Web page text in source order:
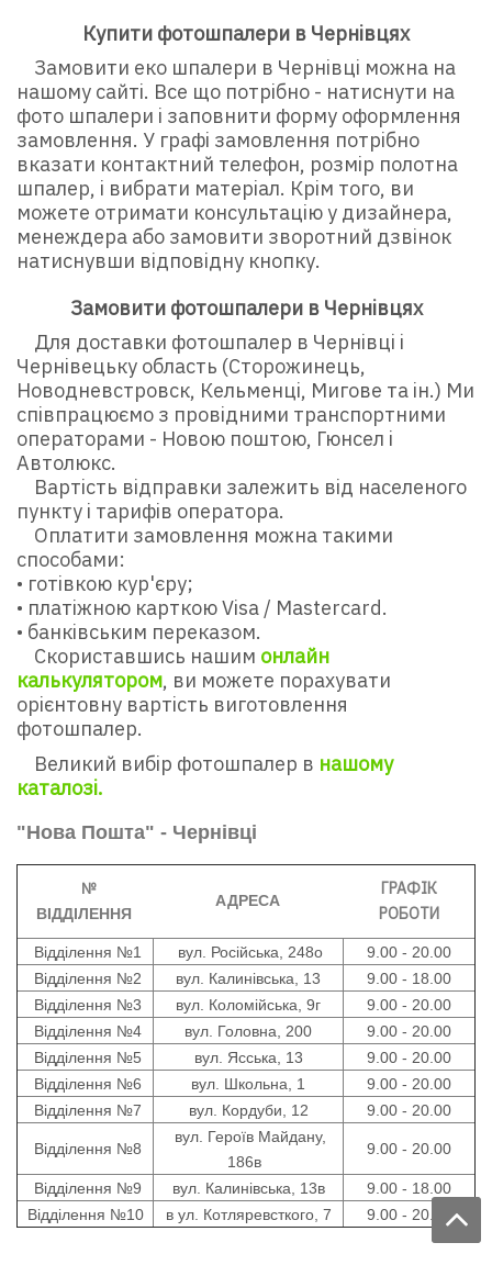
Купити фотошпалери в Чернівцях
Замовити еко шпалери в Чернівці можна на
нашому сайті. Все що потрібно - натиснути на
фото шпалери і заповнити форму оформлення
замовлення. У графі замовлення потрібно
вказати контактний телефон, розмір полотна
шпалер, і вибрати матеріал. Крім того, ви
можете отримати консультацію у дизайнера,
менеждера або замовити зворотний дзвінок
натиснувши відповідну кнопку.
Замовити фотошпалери в Чернівцях
Для доставки фотошпалер в Чернівці і
Чернівецьку область (Сторожинець,
Новодневстровск, Кельменці, Мигове та ін.) Ми
співпрацюємо з провідними транспортними
операторами - Новою поштою, Гюнсел і
Автолюкс.
Вартість відправки залежить від населеного
пункту і тарифів оператора.
Оплатити замовлення можна такими
способами:
• готівкою кур'єру;
• платіжною карткою Visa / Mastercard.
• банківським переказом.
Скориставшись нашим онлайн
калькулятором, ви можете порахувати
орієнтовну вартість виготовлення
фотошпалер.
Великий вибір фотошпалер в нашому
каталозі.
"Нова Пошта" - Чернівці
№
ВІДДІЛЕННЯ
АДРЕСА
ГРАФІК
РОБОТИ
Відділення №1 вул. Російська, 248о
9.00 - 20.00
Відділення №2 вул. Калинівська, 13
9.00 - 18.00
Відділення №3 вул. Коломійська, 9г 9.00 - 20 .00
Відділення №4 вул. Головна, 200 9.00 - 20 .00
Відділення №5 вул. Ясська, 13 9.00 - 20 .00
Відділення №6 вул. Школьна, 1 9.00 - 20 .00
Відділення №7 вул. Кордуби, 12 9.00 - 20 .00
Відділення №8
вул. Героїв Майдану,
186в
9.00 - 20 .00
Відділення №9 вул. Калинівська, 13в
9.00 - 18.00
Відділення №10 в ул. Котляревсткого, 7 9.00 - 20